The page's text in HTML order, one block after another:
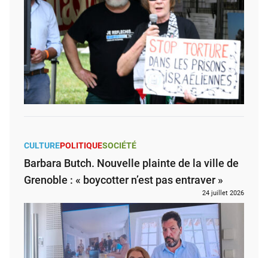
CULTUREPOLITIQUESOCIÉTÉ
Barbara Butch. Nouvelle plainte de la ville de
Grenoble : « boycotter n’est pas entraver »
24 juillet 2026